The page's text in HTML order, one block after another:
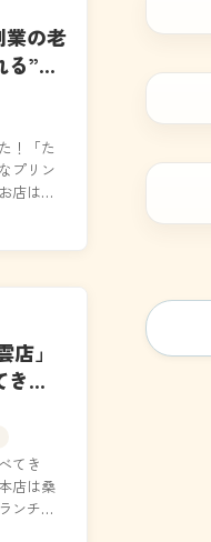
業の老
”み
！「た
プリン
店は津
海岸
」
き
てき
店は桑
ンチや
に人気